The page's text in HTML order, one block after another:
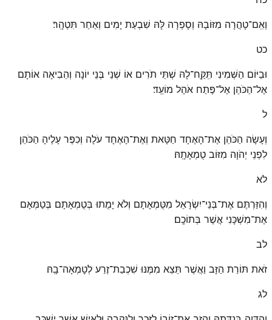
וְאִֽם־טָהֲרָה מִזּוֹבָהּ וְסָפְרָה לָּהּ שִׁבְעַת יָמִים וְאַחַר תִּטְהָֽר׃
כט
וּבַיּוֹם הַשְּׁמִינִי תִּֽקַּֽח־לָהּ שְׁתֵּי תֹרִים אוֹ שְׁנֵי בְּנֵי יוֹנָה וְהֵבִיאָה אוֹתָם
אֶל־הַכֹּהֵן אֶל־פֶּתַח אֹהֶל מוֹעֵֽד׃
ל
וְעָשָׂה הַכֹּהֵן אֶת־הָאֶחָד חַטָּאת וְאֶת־הָאֶחָד עֹלָה וְכִפֶּר עָלֶיהָ הַכֹּהֵן
לִפְנֵי יְהֹוָה מִזּוֹב טֻמְאָתָֽהּ׃
לא
וְהִזַּרְתֶּם אֶת־בְּנֵי־יִשְׂרָאֵל מִטֻּמְאָתָם וְלֹא יָמֻתוּ בְּטֻמְאָתָם בְּטַמְּאָם
אֶת־מִשְׁכָּנִי אֲשֶׁר בְּתוֹכָֽם׃
לב
זֹאת תּוֹרַת הַזָּב וַאֲשֶׁר תֵּצֵא מִמֶּנּוּ שִׁכְבַת־זֶרַע לְטׇמְאָה־בָֽהּ׃
לג